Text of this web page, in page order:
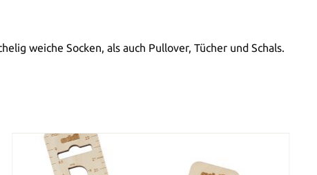
weiche Socken, als auch Pullover, Tücher und Schals.